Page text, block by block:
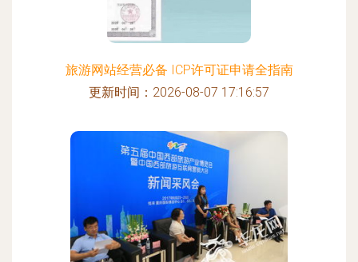
旅游网站经营必备 ICP许可证申请全指南
更新时间：2026-08-07 17:16:57